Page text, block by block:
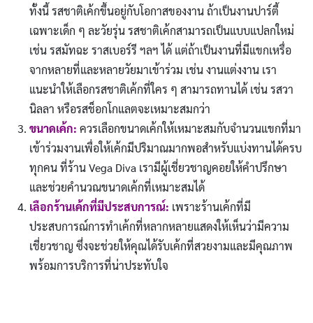
ทั้งนี้ รสชาติเค้กขึ้นอยู่กับโอกาสของงาน ถ้าเป็นงานปาร์ตี้
เฉพาะเด็ก ๆ ละวัยรุ่น รสชาติเค้กสามารถเป็นแบบแปลกใหม่
เช่น รสมัทฉะ ราสเบอร์รี ฯลฯ ได้ แต่ถ้าเป็นงานที่มีแขกเหรื่อ
จากหลายที่และหลายวัยมาเข้าร่วม เช่น งานแต่งงาน เรา
แนะนำให้เลือกรสชาติเค้กที่ใคร ๆ สามารถทานได้ เช่น รสวา
นิลลา หรือรสช็อกโกแลตจะเหมาะสมกว่า
ขนาดเค้ก: ควรเลือกขนาดเค้กให้เหมาะสมกับจำนวนแขกที่มา
เข้าร่วมงานเพื่อให้เค้กมีปริมาณมากพอสำหรับแบ่งทานได้ครบ
ทุกคน ที่ร้าน Vega Diva เรามีผู้เชี่ยวชาญคอยให้คำปรึกษา
และช่วยคำนวณขนาดเค้กที่เหมาะสมได้
เลือกร้านเค้กที่มีประสบการณ์: เพราะร้านเค้กที่มี
ประสบการณ์การทำเค้กที่หลากหลายแสดงให้เห็นว่ามีความ
เชี่ยวชาญ ซึ่งจะช่วยให้คุณได้รับเค้กที่สวยงามและมีคุณภาพ
พร้อมการบริการที่น่าประทับใจ